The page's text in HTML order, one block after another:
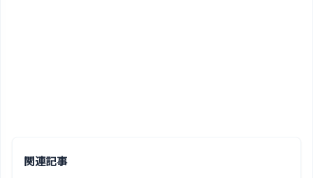
関連記事